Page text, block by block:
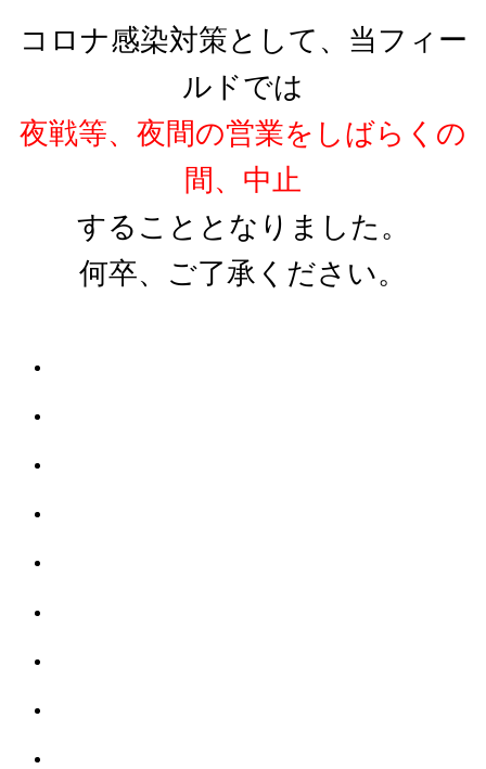
コロナ感染対策として、当フィー
ルドでは
夜戦等、夜間の営業をしばらくの
間、中止
することとなりました。
何卒、ご了承ください。